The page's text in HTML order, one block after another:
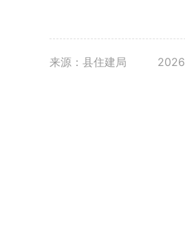
来源：县住建局